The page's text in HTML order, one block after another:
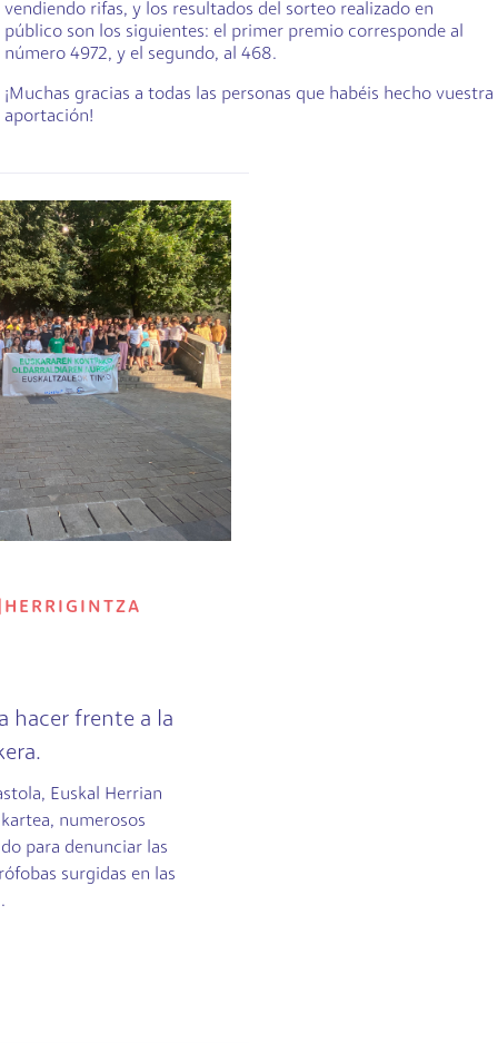
vendiendo rifas, y los resultados del sorteo realizado en
público son los siguientes: el primer premio corresponde al
número 4972, y el segundo, al 468.
¡Muchas gracias a todas las personas que habéis hecho vuestra
aportación!
HERRIGINTZA
hacer frente a la
Euskal Herrian
numerosos
para denunciar las
surgidas en las